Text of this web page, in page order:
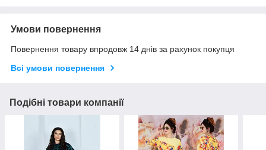
Умови повернення
Повернення товару впродовж 14 днів за рахунок покупця
Всі умови повернення
Подібні товари компанії